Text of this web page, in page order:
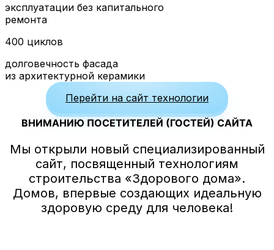
эксплуатации без капитального
ремонта
400 циклов
долговечность фасада
из архитектурной керамики
Перейти на сайт технологии
ВНИМАНИЮ ПОСЕТИТЕЛЕЙ (ГОСТЕЙ) САЙТА
Мы открыли новый специализированный
сайт, посвященный технологиям
строительства «Здорового дома».
Домов, впервые создающих идеальную
здоровую среду для человека!